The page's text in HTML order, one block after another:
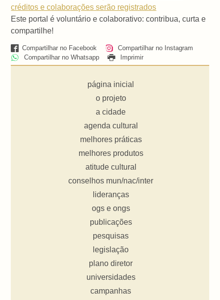
créditos e colaborações serão registrados
Este portal é voluntário e colaborativo: contribua, curta e
compartilhe!
Compartilhar no Facebook
Compartilhar no Instagram
Compartilhar no Whatsapp
Imprimir
página inicial
o projeto
a cidade
agenda cultural
melhores práticas
melhores produtos
atitude cultural
conselhos mun/nac/inter
lideranças
ogs e ongs
publicações
pesquisas
legislação
plano diretor
universidades
campanhas